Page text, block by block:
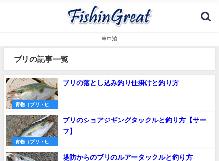
車中泊
ブリの記事一覧
青物（ブリ・ヒラ
マサ・サワラな
ど）
ブリの落とし込み釣り仕掛けと釣り方
青物（ブリ・ヒラ
マサ・サワラな
ど）
ブリのショアジギングタックルと釣り方【サー
フ】
堤防からのブリのルアータックルと釣り方